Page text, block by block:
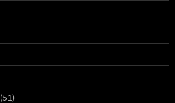
(51)